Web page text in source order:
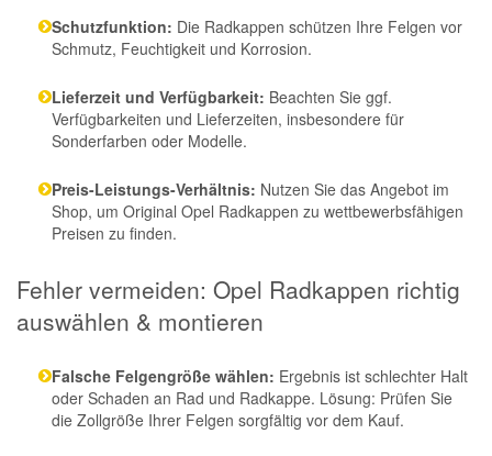
Schutzfunktion: Die Radkappen schützen Ihre Felgen vor
Schmutz, Feuchtigkeit und Korrosion.
Lieferzeit und Verfügbarkeit: Beachten Sie ggf.
Verfügbarkeiten und Lieferzeiten, insbesondere für
Sonderfarben oder Modelle.
Preis-Leistungs-Verhältnis: Nutzen Sie das Angebot im
Shop, um Original Opel Radkappen zu wettbewerbsfähigen
Preisen zu finden.
Fehler vermeiden: Opel Radkappen richtig
auswählen & montieren
Falsche Felgengröße wählen: Ergebnis ist schlechter Halt
oder Schaden an Rad und Radkappe. Lösung: Prüfen Sie
die Zollgröße Ihrer Felgen sorgfältig vor dem Kauf.